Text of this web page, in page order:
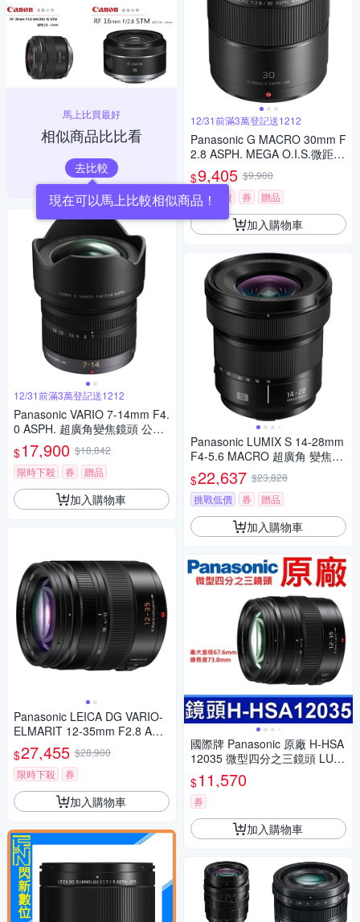
馬上比買最好
相似商品比比看
去比較
現在可以馬上比較相似商品！
12/31前滿3萬登記送1212
Panasonic VARIO 7-14mm F4.
0 ASPH. 超廣角變焦鏡頭 公司
貨
$17,900 $18,842
限時下殺
券 贈品
加入購物車
Panasonic LEICA DG VARIO-
ELMARIT 12-35mm F2.8 ASP
H.POWER O.I.S. 變焦鏡頭 公
司貨 H-ES12035
$27,455 $28,900
限時下殺
券
加入購物車
12/31前滿3萬登記送1212
Panasonic G MACRO 30mm F
2.8 ASPH. MEGA O.I.S.微距鏡
頭 公司貨
$9,405 $9,900
限時下殺
券 贈品
加入購物車
Panasonic LUMIX S 14-28mm
F4-5.6 MACRO 超廣角 變焦鏡
頭 公司貨 S-R1428
$22,637 $23,828
挑戰低價
券 贈品
加入購物車
國際牌 Panasonic 原廠 H-HSA
12035 微型四分之三鏡頭 LUMI
X G X VARIO 12-35mm 相機
$11,570
券
加入購物車